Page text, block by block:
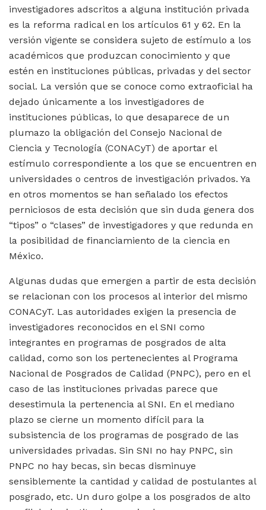
investigadores adscritos a alguna institución privada
es la reforma radical en los artículos 61 y 62. En la
versión vigente se considera sujeto de estímulo a los
académicos que produzcan conocimiento y que
estén en instituciones públicas, privadas y del sector
social. La versión que se conoce como extraoficial ha
dejado únicamente a los investigadores de
instituciones públicas, lo que desaparece de un
plumazo la obligación del Consejo Nacional de
Ciencia y Tecnología (CONACyT) de aportar el
estímulo correspondiente a los que se encuentren en
universidades o centros de investigación privados. Ya
en otros momentos se han señalado los efectos
perniciosos de esta decisión que sin duda genera dos
“tipos” o “clases” de investigadores y que redunda en
la posibilidad de financiamiento de la ciencia en
México.
Algunas dudas que emergen a partir de esta decisión
se relacionan con los procesos al interior del mismo
CONACyT. Las autoridades exigen la presencia de
investigadores reconocidos en el SNI como
integrantes en programas de posgrados de alta
calidad, como son los pertenecientes al Programa
Nacional de Posgrados de Calidad (PNPC), pero en el
caso de las instituciones privadas parece que
desestimula la pertenencia al SNI. En el mediano
plazo se cierne un momento difícil para la
subsistencia de los programas de posgrado de las
universidades privadas. Sin SNI no hay PNPC, sin
PNPC no hay becas, sin becas disminuye
sensiblemente la cantidad y calidad de postulantes al
posgrado, etc. Un duro golpe a los posgrados de alto